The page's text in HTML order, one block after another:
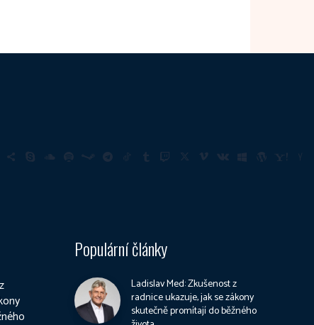
Populární články
Ladislav Med: Zkušenost z
radnice ukazuje, jak se zákony
skutečně promítají do běžného